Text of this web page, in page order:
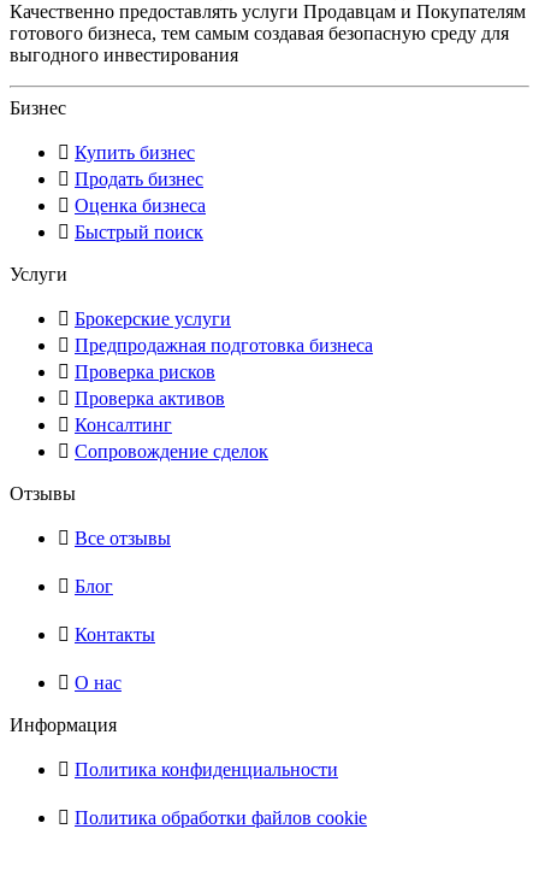
Качественно предоставлять услуги Продавцам и Покупателям
готового бизнеса, тем самым создавая безопасную среду для
выгодного инвестирования
Бизнес
Купить бизнес
Продать бизнес
Оценка бизнеса
Быстрый поиск
Услуги
Брокерские услуги
Предпродажная подготовка бизнеса
Проверка рисков
Проверка активов
Консалтинг
Сопровождение сделок
Отзывы
Все отзывы
Блог
Контакты
О нас
Информация
Политика конфиденциальности
Политика обработки файлов cookie